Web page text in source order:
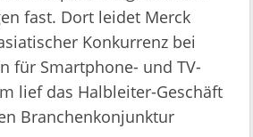
fast. Dort leidet Merck
Konkurrenz bei
für Smartphone- und TV-
lief das Halbleiter-Geschäft
Branchenkonjunktur